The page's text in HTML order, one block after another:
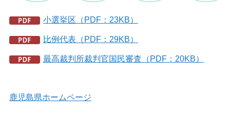
小選挙区（PDF：23KB）
比例代表（PDF：29KB）
最高裁判所裁判官国民審査（PDF：20KB）
鹿児島県ホームページ